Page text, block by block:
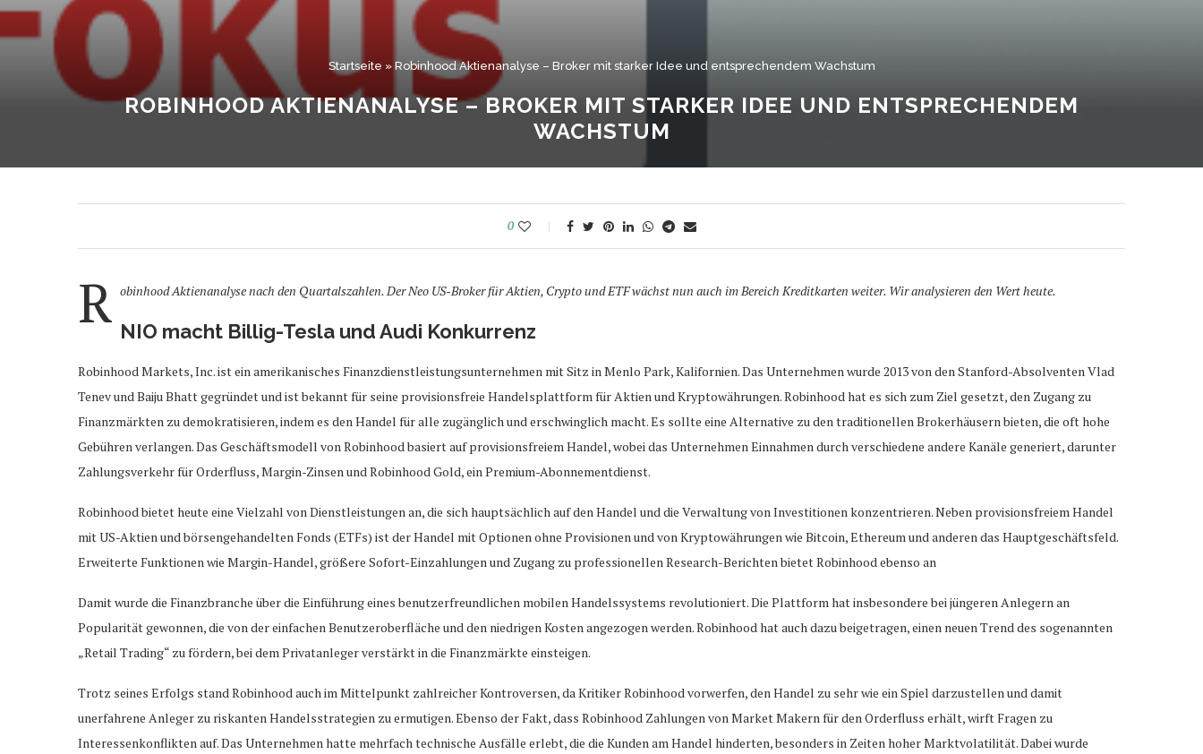
Startseite » Robinhood Aktienanalyse – Broker mit starker Idee und entsprechendem Wachstum
ROBINHOOD AKTIENANALYSE – BROKER MIT STARKER IDEE UND ENTSPRECHENDEM
WACHSTUM
0
R obinhood Aktienanalyse nach den Quartalszahlen. Der Neo US-Broker für Aktien, Crypto und ETF wächst nun auch im Bereich Kreditkarten weiter. Wir analysieren den Wert heute.
NIO macht Billig-Tesla und Audi Konkurrenz
Robinhood Markets, Inc. ist ein amerikanisches Finanzdienstleistungsunternehmen mit Sitz in Menlo Park, Kalifornien. Das Unternehmen wurde 2013 von den Stanford-Absolventen Vlad
Tenev und Baiju Bhatt gegründet und ist bekannt für seine provisionsfreie Handelsplattform für Aktien und Kryptowährungen. Robinhood hat es sich zum Ziel gesetzt, den Zugang zu
Finanzmärkten zu demokratisieren, indem es den Handel für alle zugänglich und erschwinglich macht. Es sollte eine Alternative zu den traditionellen Brokerhäusern bieten, die oft hohe
Gebühren verlangen. Das Geschäftsmodell von Robinhood basiert auf provisionsfreiem Handel, wobei das Unternehmen Einnahmen durch verschiedene andere Kanäle generiert, darunter
Zahlungsverkehr für Orderfluss, Margin-Zinsen und Robinhood Gold, ein Premium-Abonnementdienst.
Robinhood bietet heute eine Vielzahl von Dienstleistungen an, die sich hauptsächlich auf den Handel und die Verwaltung von Investitionen konzentrieren. Neben provisionsfreiem Handel
mit US-Aktien und börsengehandelten Fonds (ETFs) ist der Handel mit Optionen ohne Provisionen und von Kryptowährungen wie Bitcoin, Ethereum und anderen das Hauptgeschäftsfeld.
Erweiterte Funktionen wie Margin-Handel, größere Sofort-Einzahlungen und Zugang zu professionellen Research-Berichten bietet Robinhood ebenso an
Damit wurde die Finanzbranche über die Einführung eines benutzerfreundlichen mobilen Handelssystems revolutioniert. Die Plattform hat insbesondere bei jüngeren Anlegern an
Popularität gewonnen, die von der einfachen Benutzeroberfläche und den niedrigen Kosten angezogen werden. Robinhood hat auch dazu beigetragen, einen neuen Trend des sogenannten
„Retail Trading“ zu fördern, bei dem Privatanleger verstärkt in die Finanzmärkte einsteigen.
Trotz seines Erfolgs stand Robinhood auch im Mittelpunkt zahlreicher Kontroversen, da Kritiker Robinhood vorwerfen, den Handel zu sehr wie ein Spiel darzustellen und damit
unerfahrene Anleger zu riskanten Handelsstrategien zu ermutigen. Ebenso der Fakt, dass Robinhood Zahlungen von Market Makern für den Orderfluss erhält, wirft Fragen zu
Interessenkonflikten auf. Das Unternehmen hatte mehrfach technische Ausfälle erlebt, die die Kunden am Handel hinderten, besonders in Zeiten hoher Marktvolatilität. Dabei wurde